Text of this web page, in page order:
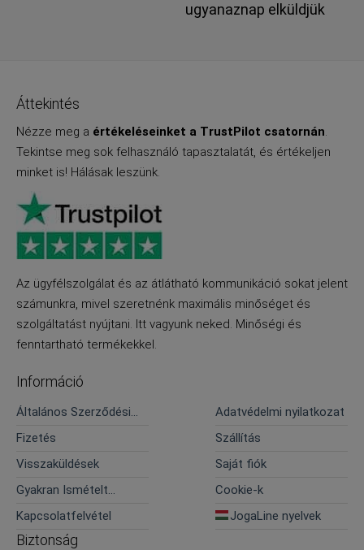
ugyanaznap elküldjük
Áttekintés
Nézze meg a értékeléseinket a TrustPilot csatornán.
Tekintse meg sok felhasználó tapasztalatát, és értékeljen
minket is! Hálásak leszünk.
Az ügyfélszolgálat és az átlátható kommunikáció sokat jelent
számunkra, mivel szeretnénk maximális minőséget és
szolgáltatást nyújtani. Itt vagyunk neked. Minőségi és
fenntartható termékekkel.
Információ
Általános Szerződési
Adatvédelmi nyilatkozat
Fizetés
Szállítás
Visszaküldések
Saját fiók
Gyakran Ismételt
Cookie-k
Kapcsolatfelvétel
JogaLine nyelvek
Biztonság